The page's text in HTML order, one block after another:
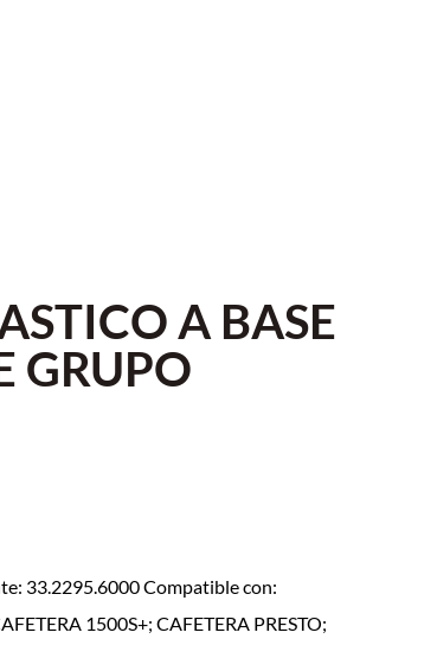
A BASE
GRUPO
33.2295.6000 Compatible con:
1500S+; CAFETERA PRESTO;